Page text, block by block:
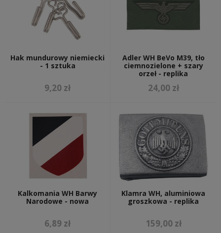
Hak mundurowy niemiecki
- 1 sztuka
9,20 zł
Adler WH BeVo M39, tło
ciemnozielone + szary
orzeł - replika
24,00 zł
Kalkomania WH Barwy
Narodowe - nowa
6,89 zł
Klamra WH, aluminiowa
groszkowa - replika
159,00 zł